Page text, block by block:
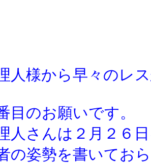
人様から早々のレ
目のお願いです。
人さんは２月２６
の姿勢を書いてお